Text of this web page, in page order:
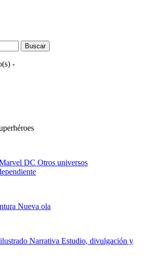
Buscar
-
DC Otros universos
Nueva ola
Narrativa Estudio, divulgación y